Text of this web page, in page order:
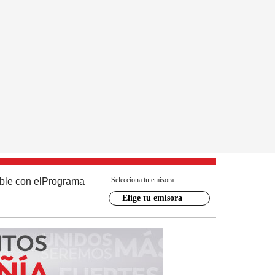
con el Programa Selecciona tu emisora
Elige tu emisora